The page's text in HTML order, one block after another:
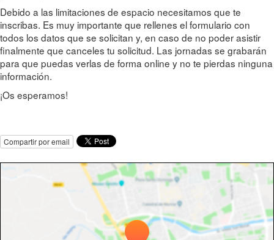
Debido a las limitaciones de espacio necesitamos que te
inscribas. Es muy importante que rellenes el formulario con
todos los datos que se solicitan y, en caso de no poder asistir
finalmente que canceles tu solicitud. Las jornadas se grabarán
para que puedas verlas de forma online y no te pierdas ninguna
información.
¡Os esperamos!
Compartir por email